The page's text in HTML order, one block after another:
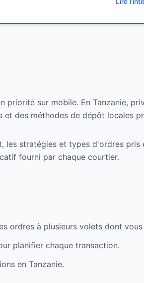
priorité sur mobile. En Tanzanie,
des méthodes de dépôt locales
les stratégies et types d'ordres pris
fourni par chaque courtier.
ordres à plusieurs volets dont
planifier chaque transaction.
en Tanzanie.